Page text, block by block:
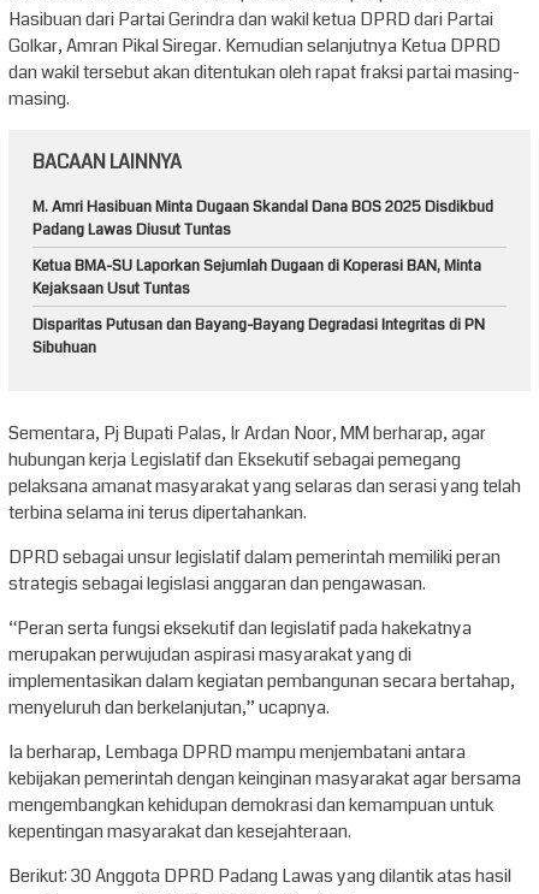
Hasibuan dari Partai Gerindra dan wakil ketua DPRD dari Partai
Golkar, Amran Pikal Siregar. Kemudian selanjutnya Ketua DPRD
dan wakil tersebut akan ditentukan oleh rapat fraksi partai masing-
masing.
BACAAN LAINNYA
M. Amri Hasibuan Minta Dugaan Skandal Dana BOS 2025 Disdikbud
Padang Lawas Diusut Tuntas
Ketua BMA-SU Laporkan Sejumlah Dugaan di Koperasi BAN, Minta
Kejaksaan Usut Tuntas
Disparitas Putusan dan Bayang-Bayang Degradasi Integritas di PN
Sibuhuan
Sementara, Pj Bupati Palas, Ir Ardan Noor, MM berharap, agar
hubungan kerja Legislatif dan Eksekutif sebagai pemegang
pelaksana amanat masyarakat yang selaras dan serasi yang telah
terbina selama ini terus dipertahankan.
DPRD sebagai unsur legislatif dalam pemerintah memiliki peran
strategis sebagai legislasi anggaran dan pengawasan.
“Peran serta fungsi eksekutif dan legislatif pada hakekatnya
merupakan perwujudan aspirasi masyarakat yang di
implementasikan dalam kegiatan pembangunan secara bertahap,
menyeluruh dan berkelanjutan,” ucapnya.
Ia berharap, Lembaga DPRD mampu menjembatani antara
kebijakan pemerintah dengan keinginan masyarakat agar bersama
mengembangkan kehidupan demokrasi dan kemampuan untuk
kepentingan masyarakat dan kesejahteraan.
Berikut: 30 Anggota DPRD Padang Lawas yang dilantik atas hasil